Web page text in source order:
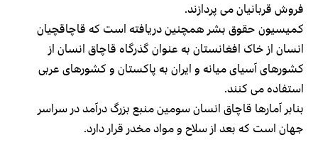
فروش قربانیان می پردازند.
کمیسیون حقوق بشر همچنین دریافته است که قاچاقچیان
انسان از خاک افغانستان به عنوان گذرگاه قاچاق انسان از
کشورهای آسیای میانه و ایران به پاکستان و کشورهای عربی
استفاده می کنند.
بنابر آمارها قاچاق انسان سومین منبع بزرگ درآمد در سراسر
جهان است که بعد از سلاح و مواد مخدر قرار دارد.